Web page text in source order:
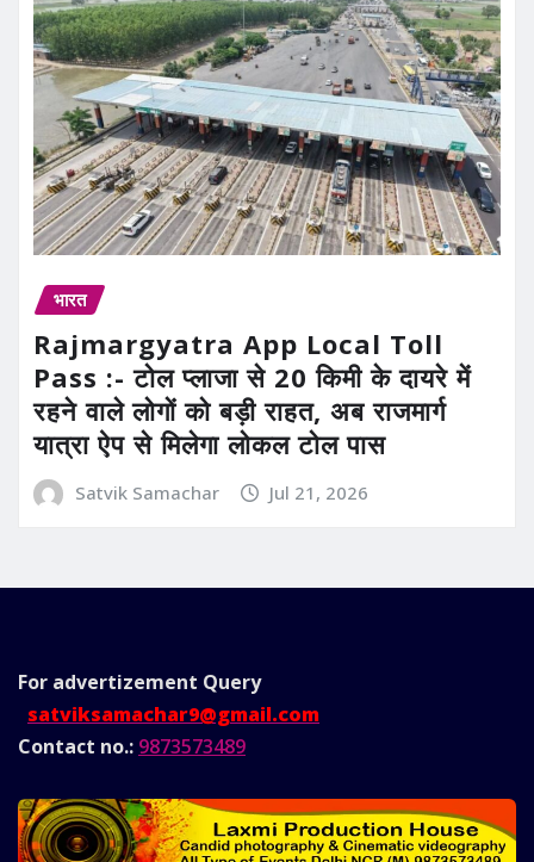
भारत
Rajmargyatra App Local Toll
Pass :- टोल प्लाजा से 20 किमी के दायरे में
रहने वाले लोगों को बड़ी राहत, अब राजमार्ग
यात्रा ऐप से मिलेगा लोकल टोल पास
Satvik Samachar Jul 21, 2026
For advertizement Query
satviksamachar9@gmail.com
Contact no.: 9873573489